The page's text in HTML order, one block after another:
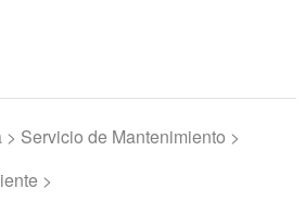
Servicio de Mantenimiento >
>